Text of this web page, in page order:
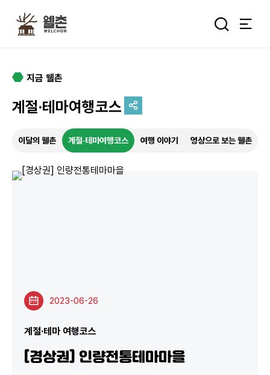
추억을 담는 여정
특별한 순간을 여행 속에서
통합검색
지금 웰촌
계절·테마여행코스
이달의 웰촌 계절·테마여행코스 여행 이야기 영상으로 보는 웰촌
2023-06-26
계절·테마 여행코스
[경상권] 인량전통테마마을